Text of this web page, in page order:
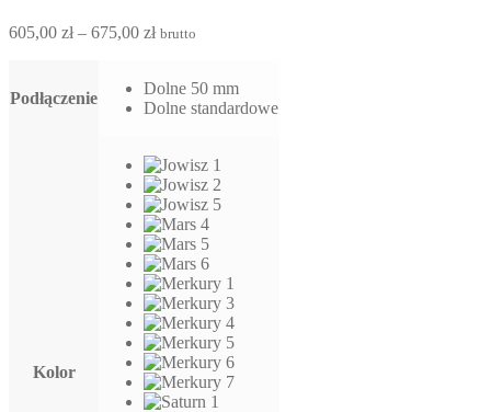
605,00 zł – 675,00 złZakres
605,00 zł
do
brutto
Podłączenie
Dolne 50 mm
Dolne standardowe
Kolor